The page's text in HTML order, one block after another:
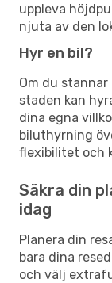
uppleva
njuta av den
Hyr en bil?
Om du
staden kan
dina egna
biluthyrning
flexibilitet och
Säkra din
idag
Planera din
bara dina
och välj